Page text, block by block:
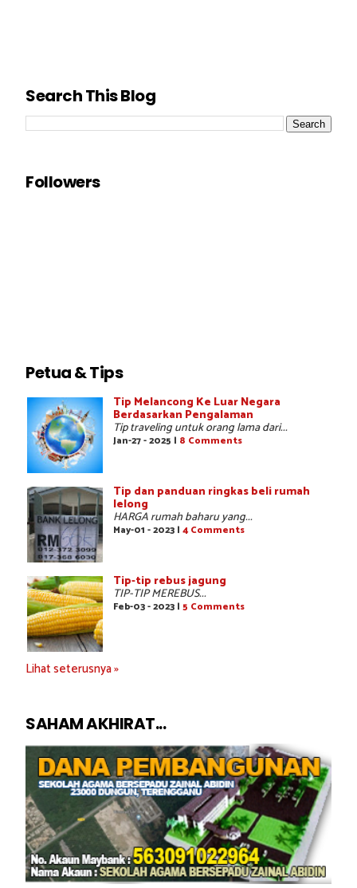
Search This Blog
Followers
Petua & Tips
Tip Melancong Ke Luar Negara
Berdasarkan Pengalaman
Tip traveling untuk orang lama dari...
Jan-27 - 2025 | 8 Comments
Tip dan panduan ringkas beli rumah
lelong
HARGA rumah baharu yang...
May-01 - 2023 | 4 Comments
Tip-tip rebus jagung
TIP-TIP MEREBUS...
Feb-03 - 2023 | 5 Comments
Lihat seterusnya »
SAHAM AKHIRAT...